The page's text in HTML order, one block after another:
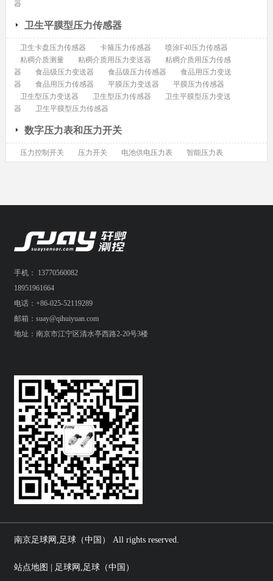
器
卫生平膜型压力传感器
卫生卡盘压力传感器 卡箍压力传感器
喷涂F40压力传感器
粘稠介质测量
粘稠介质用压力变送器
粘稠介质用压力传感
器
食品级压力变送器 食品级压力传感器
食品用压力变送
器
食品用压力传感器 平膜压力变送器
平膜压力传感器
卫生型压力变送器
卫生型压力传感器
卫生平膜型压力变送
器
卫生平膜型压力传感器
数字压力表和压力开关
压力控制开关 压力开关 电池供电压力表 智能压力表
手机： 13770560082
18951961664
电话：+86-025-52119289
邮箱：suay@qihuiyuan.com
地址：南京市江宁区清水亭西路2-20号3楼
南京足球网,足球（中国） All rights reserved.
站点地图 | 足球网,足球（中国）